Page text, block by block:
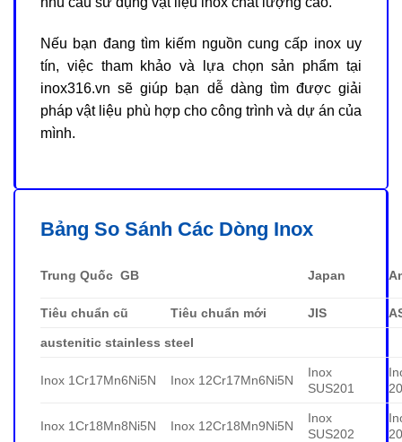
Nếu bạn đang tìm kiếm nguồn cung cấp inox uy
tín, việc tham khảo và lựa chọn sản phẩm tại
inox316.vn sẽ giúp bạn dễ dàng tìm được giải
pháp vật liệu phù hợp cho công trình và dự án của
mình.
Bảng So Sánh Các Dòng Inox
Trung Quốc GB Japan
Tiêu chuẩn cũ Tiêu chuẩn mới JIS
austenitic stainless steel
Inox 1Cr17Mn6Ni5N Inox 12Cr17Mn6Ni5N
Inox
SUS201
Inox 1Cr18Mn8Ni5N Inox 12Cr18Mn9Ni5N
Inox
SUS202